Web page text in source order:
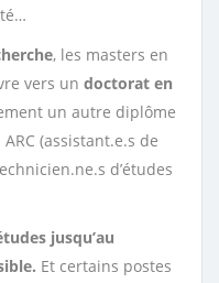
, les masters en
vers un doctorat en
un autre diplôme
ARC (assistant.e.s de
d’études
jusqu’au
Et certains postes